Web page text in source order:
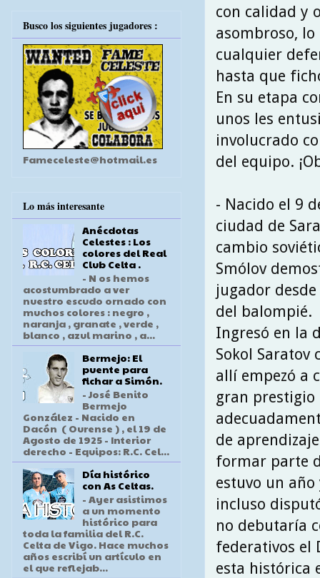
con calidad y
asombroso,
cualquier
hasta que
En su etapa
unos les
involucrado
del equipo.
- Nacido el 9
ciudad de
cambio
Smólov
jugador
del balompié.
Ingresó en la
Sokol Saratov
allí empezó a
gran
de
formar parte
estuvo un
incluso
no debutaría
federativos el
esta histórica
Busco los siguientes jugadores :
Fameceleste@hotmail.es
Lo más interesante
Anécdotas
Celestes : Los
colores del Real
Club Celta .
- N os hemos
acostumbrado a ver
nuestro escudo ornado con
muchos colores : negro ,
naranja , granate , verde ,
blanco , azul marino , a...
Bermejo: El
puente para
fichar a Simón.
- José Benito
Bermejo
González - Nacido en
Dacón ( Ourense ) , el 19 de
Agosto de 1925 - Interior
derecho - Equipos: R.C. Cel...
Día histórico
con As Celtas.
- Ayer asistimos
a un momento
histórico para
toda la familia del R.C.
Celta de Vigo. Hace muchos
años escribí un artículo en
el que reflejab...